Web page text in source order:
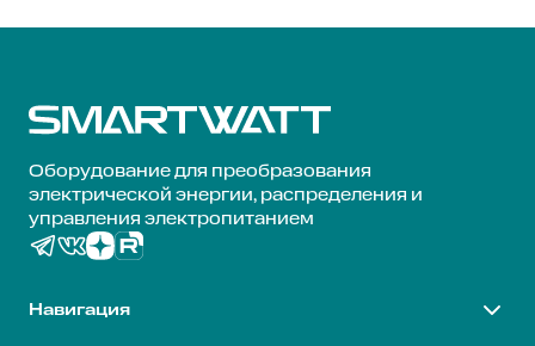
Оборудование для преобразования
электрической энергии, распределения и
управления электропитанием
Навигация